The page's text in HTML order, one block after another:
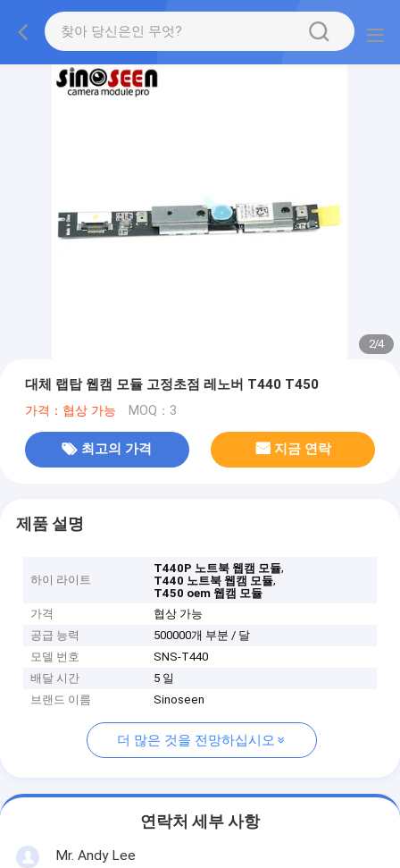
2/4
대체 랩탑 웹캠 모듈 고정초점 레노버 T440 T450
가격：협상 가능 MOQ：3
최고의 가격 지금 연락
제품 설명
하이 라이트
T440P 노트북 웹캠 모듈,
T440 노트북 웹캠 모듈,
T450 oem 웹캠 모듈
가격
협상 가능
공급 능력
500000개 부분 / 달
모델 번호
SNS-T440
배달 시간
5 일
브랜드 이름
Sinoseen
더 많은 것을 전망하십시오
연락처 세부 사항
Mr. Andy Lee